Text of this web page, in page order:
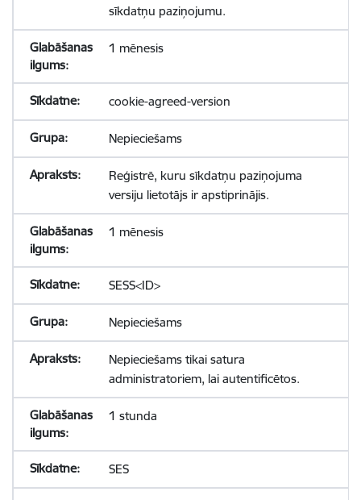
sīkdatņu paziņojumu.
1 mēnesis
cookie-agreed-version
Nepieciešams
Reģistrē, kuru sīkdatņu paziņojuma
versiju lietotājs ir apstiprinājis.
1 mēnesis
SESS<ID>
Nepieciešams
Nepieciešams tikai satura
administratoriem, lai autentificētos.
1 stunda
SES